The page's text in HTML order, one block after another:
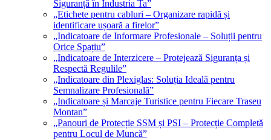
Siguranță în Industria Ta”
„Etichete pentru cabluri – Organizare rapidă și
identificare ușoară a firelor”
„Indicatoare de Informare Profesionale – Soluții pentru
Orice Spațiu”
„Indicatoare de Interzicere – Protejează Siguranța și
Respectă Regulile”
„Indicatoare din Plexiglas: Soluția Ideală pentru
Semnalizare Profesională”
„Indicatoare și Marcaje Turistice pentru Fiecare Traseu
Montan”
„Panouri de Protecție SSM și PSI – Protecție Completă
pentru Locul de Muncă”